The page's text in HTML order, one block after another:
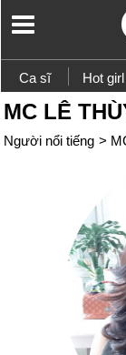
Ca sĩ Hot girl
MC LÊ
Người nổi tiếng >